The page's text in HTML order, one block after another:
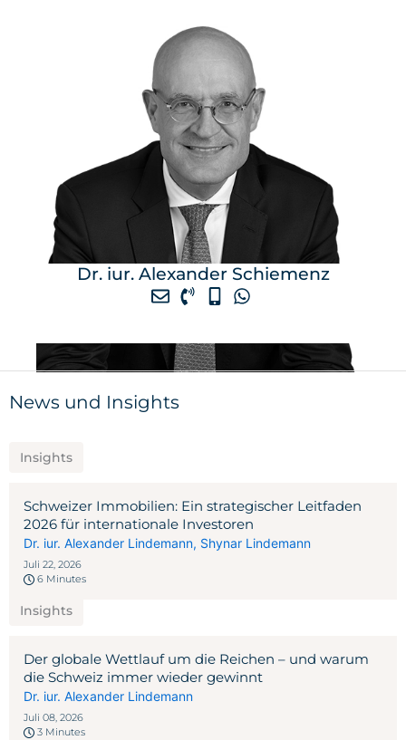
Dr. iur. Alexander Schiemenz
News und Insights
Insights
Schweizer Immobilien: Ein strategischer Leitfaden
2026 für internationale Investoren
Dr. iur. Alexander Lindemann, Shynar Lindemann
Juli 22, 2026
6 Minutes
Insights
Der globale Wettlauf um die Reichen – und warum
die Schweiz immer wieder gewinnt
Dr. iur. Alexander Lindemann
Juli 08, 2026
3 Minutes